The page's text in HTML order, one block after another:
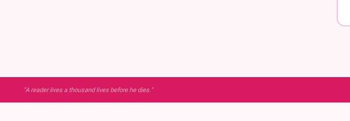
"A reader lives a thousand lives before he dies."